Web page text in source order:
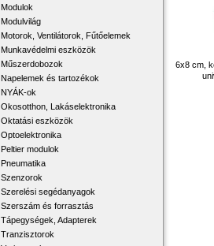
Modulok
Modulvilág
Motorok, Ventilátorok, Fűtőelemek
Munkavédelmi eszközök
Műszerdobozok
Napelemek és tartozékok
NYÁK-ok
Okosotthon, Lakáselektronika
Oktatási eszközök
Optoelektronika
Peltier modulok
Pneumatika
Szenzorok
Szerelési segédanyagok
Szerszám és forrasztás
Tápegységek, Adapterek
Tranzisztorok
6x8 cm,